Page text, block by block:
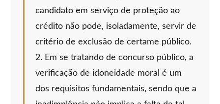
candidato em serviço de proteção ao
crédito não pode, isoladamente, servir de
critério de exclusão de certame público.
2. Em se tratando de concurso público, a
verificação de idoneidade moral é um
dos requisitos fundamentais, sendo que a